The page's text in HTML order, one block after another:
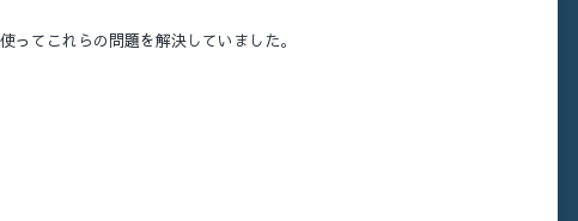
てこれらの問題を解決していました。